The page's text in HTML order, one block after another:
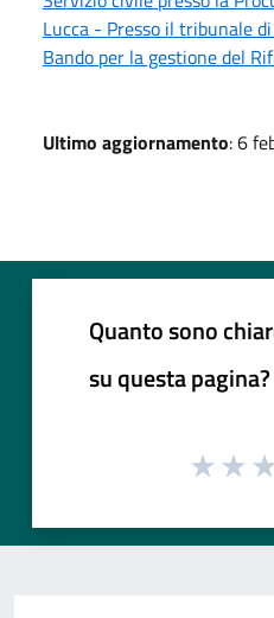
Lucca - Presso il tribunale
Bando per la gestione del
Ultimo aggiornamento: 6
Quanto sono
su questa pagina?